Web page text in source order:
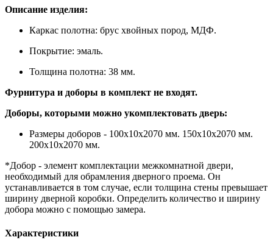
Описание изделия:
Каркас полотна: брус хвойных пород, МДФ.
Покрытие: эмаль.
Толщина полотна: 38 мм.
Фурнитура и доборы в комплект не входят.
Доборы, которыми можно укомплектовать дверь:
Размеры доборов - 100x10х2070 мм. 150x10х2070 мм.
200x10х2070 мм.
*Добор - элемент комплектации межкомнатной двери,
необходимый для обрамления дверного проема. Он
устанавливается в том случае, если толщина стены превышает
ширину дверной коробки. Определить количество и ширину
добора можно с помощью замера.
Характеристики